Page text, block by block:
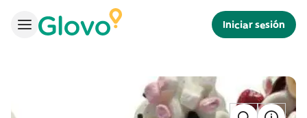
Iniciar sesión